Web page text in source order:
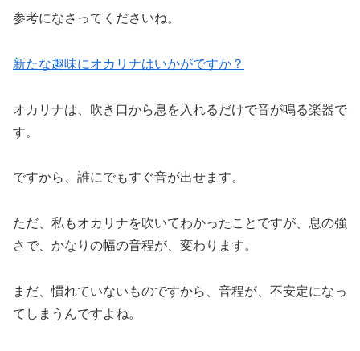
参考になさってくださいね。
新たな趣味にオカリナはいかがですか？
オカリナは、吹き口から息を入れるだけで音が鳴る楽器で
す。
ですから、誰にでもすぐ音が出せます。
ただ、私もオカリナを吹いてわかったことですが、息の強
さで、かなりの幅の音程が、変わります。
まだ、慣れていないものですから、音程が、不安定になっ
てしまうんですよね。